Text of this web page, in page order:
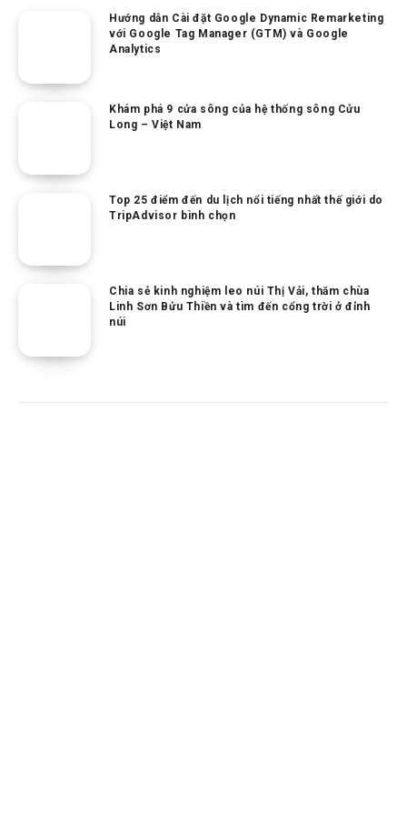
Hướng dẫn Cài đặt Google Dynamic Remarketing
với Google Tag Manager (GTM) và Google
Analytics
Khám phá 9 cửa sông của hệ thống sông Cửu
Long – Việt Nam
Top 25 điểm đến du lịch nổi tiếng nhất thế giới do
TripAdvisor bình chọn
Chia sẻ kinh nghiệm leo núi Thị Vải, thăm chùa
Linh Sơn Bửu Thiền và tìm đến cổng trời ở đỉnh
núi